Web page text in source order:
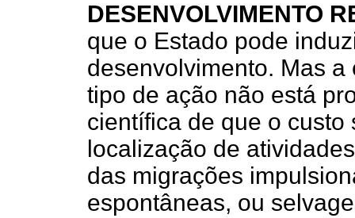
DESENVOLVIMENTO
que o Estado pode
desenvolvimento. Mas
tipo de ação não está
científica de que o
localização de
das migrações
espontâneas, ou